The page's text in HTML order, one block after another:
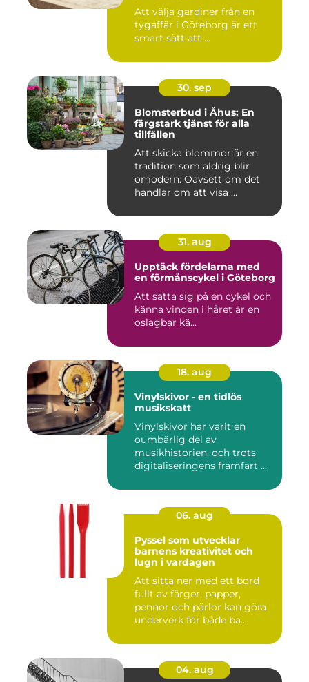
Att välja gardiner från en
tygaffär i Göteborg är ett
smart sätt att ...
30. sep
Blomsterbud i Åhus: En
färgstark tjänst för alla
tillfällen
Att skicka blommor är en
tradition som aldrig blir
omodern. Oavsett om det
handlar om att visa ...
31. aug
Upptäck fördelarna med
en förmånscykel i Göteborg
Att sätta sig på en cykel och
känna vinden i håret är en
oslagbar kä...
18. aug
Vinylskivor - en tidlös
musikskatt
Vinylskivor har varit en
oumbärlig del av
musikhistorien, och trots
digitaliseringens framfart ...
06. aug
Pyssel som utvecklar
barnens kreativitet och
lugn i vardagen
Att sitta ner med ett bord
fullt av färger, papper,
pennor och pärlor kan göra
underverk för både ba...
04. aug